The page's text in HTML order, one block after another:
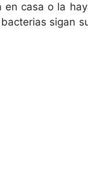
casa o la
sigan